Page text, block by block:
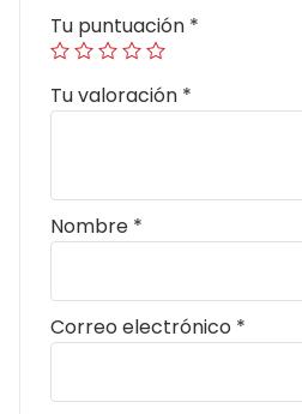
Tu puntuación *
Tu valoración *
Nombre *
Correo electrónico *